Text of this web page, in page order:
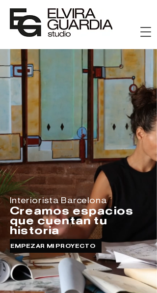
Interiorista Barcelona
Creamos espacios
que cuentan tu
historia
EMPEZAR MI PROYECTO